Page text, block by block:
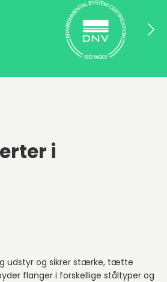
i
udstyr og sikrer stærke, tætte
flanger i forskellige ståltyper og